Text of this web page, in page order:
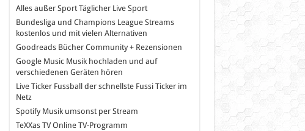
Alles außer SportTäglicher Live Sport
Bundesliga und Champions League Streams
kostenlos und mit vielen Alternativen
GoodreadsBücher Community + Rezensionen
Google MusicMusik hochladen und auf
verschiedenen Geräten hören
Live Ticker Fussball
der schnellste Fussi Ticker im
Netz
SpotifyMusik umsonst per Stream
TeXXas TVOnline TV-Programm